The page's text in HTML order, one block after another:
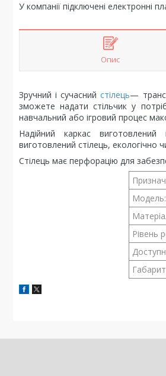
У компанії підключені електронні
Опис
Зручний і сучаснийстілець—
зможете надати стільчик у
навчальний або ігровий процес
Надійний каркас
виготовлений стілець, екологічно
Стілець має перфорацію для
Модель:
Рівень